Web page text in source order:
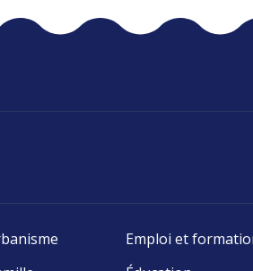
Emploi et